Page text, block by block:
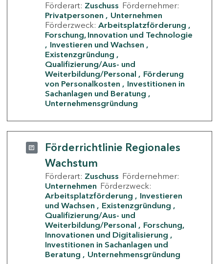
Förderart: Zuschuss Fördernehmer:
Privatpersonen
Unternehmen
Förderzweck: Arbeitsplatzförderung
Forschung, Innovation und Technologie
Investieren und Wachsen
Existenzgründung
Qualifizierung/Aus- und
Weiterbildung/Personal
Förderung
von Personalkosten
Investitionen in
Sachanlagen und Beratung
Unternehmensgründung
Förderrichtlinie Regionales
Wachstum
Förderart: Zuschuss Fördernehmer:
Unternehmen Förderzweck:
Arbeitsplatzförderung
Investieren
und Wachsen
Existenzgründung
Qualifizierung/Aus- und
Weiterbildung/Personal
Forschung,
Innovationen und Digitalisierung
Investitionen in Sachanlagen und
Beratung
Unternehmensgründung